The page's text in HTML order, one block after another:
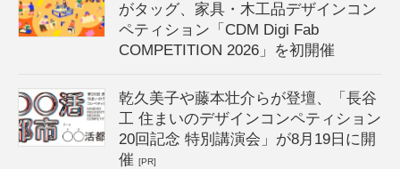
がタッグ、家具・木工品デザインコン
ペティション「CDM Digi Fab
COMPETITION 2026」を初開催
乾久美子や藤本壮介らが登壇、「長谷
工 住まいのデザインコンペティション
20回記念 特別講演会」が8月19日に開
催[PR]